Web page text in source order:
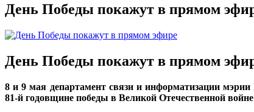
День Победы покажут в прямом
День Победы покажут в прямом
8 и 9 мая департамент связи и информатизации
81-й годовщине победы в Великой Отечественной войне